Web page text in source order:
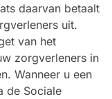
daarvan betaalt
uit.
van het
zorgverleners in
Wanneer u een
de Sociale